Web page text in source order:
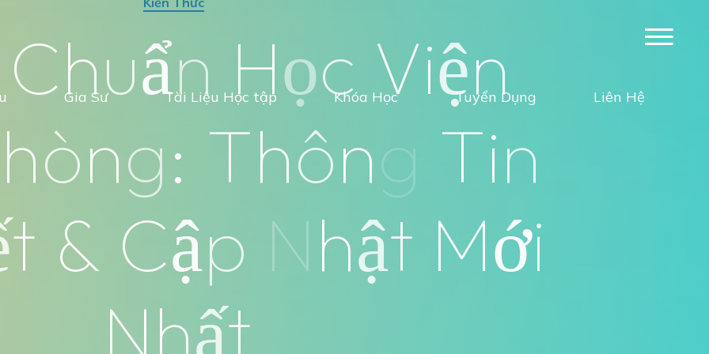
Gia Sư Tài Liệu Học tập Khóa Học Tuyển Dụng Liên Hệ
Chuẩn HọcViện
hòng: Thông Tin
t & Cập Nhật Mới
Nhất